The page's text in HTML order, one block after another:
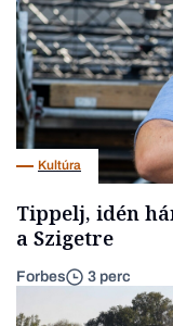
Kultúra
Tippelj, idén
a Szigetre
Forbes 3 perc